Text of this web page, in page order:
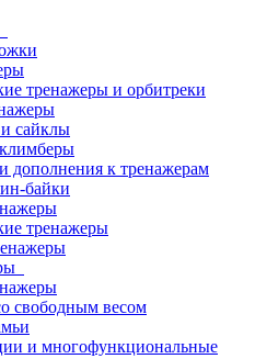
тренажеры и орбитреки
сайклы
дополнения к тренажерам
байки
тренажеры
свободным весом
и многофункциональные